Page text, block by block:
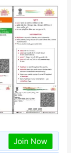
Join Now